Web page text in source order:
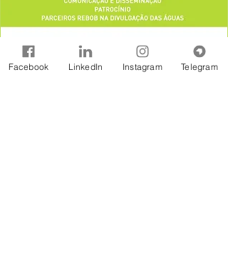
Facebook LinkedIn Instagram Telegram